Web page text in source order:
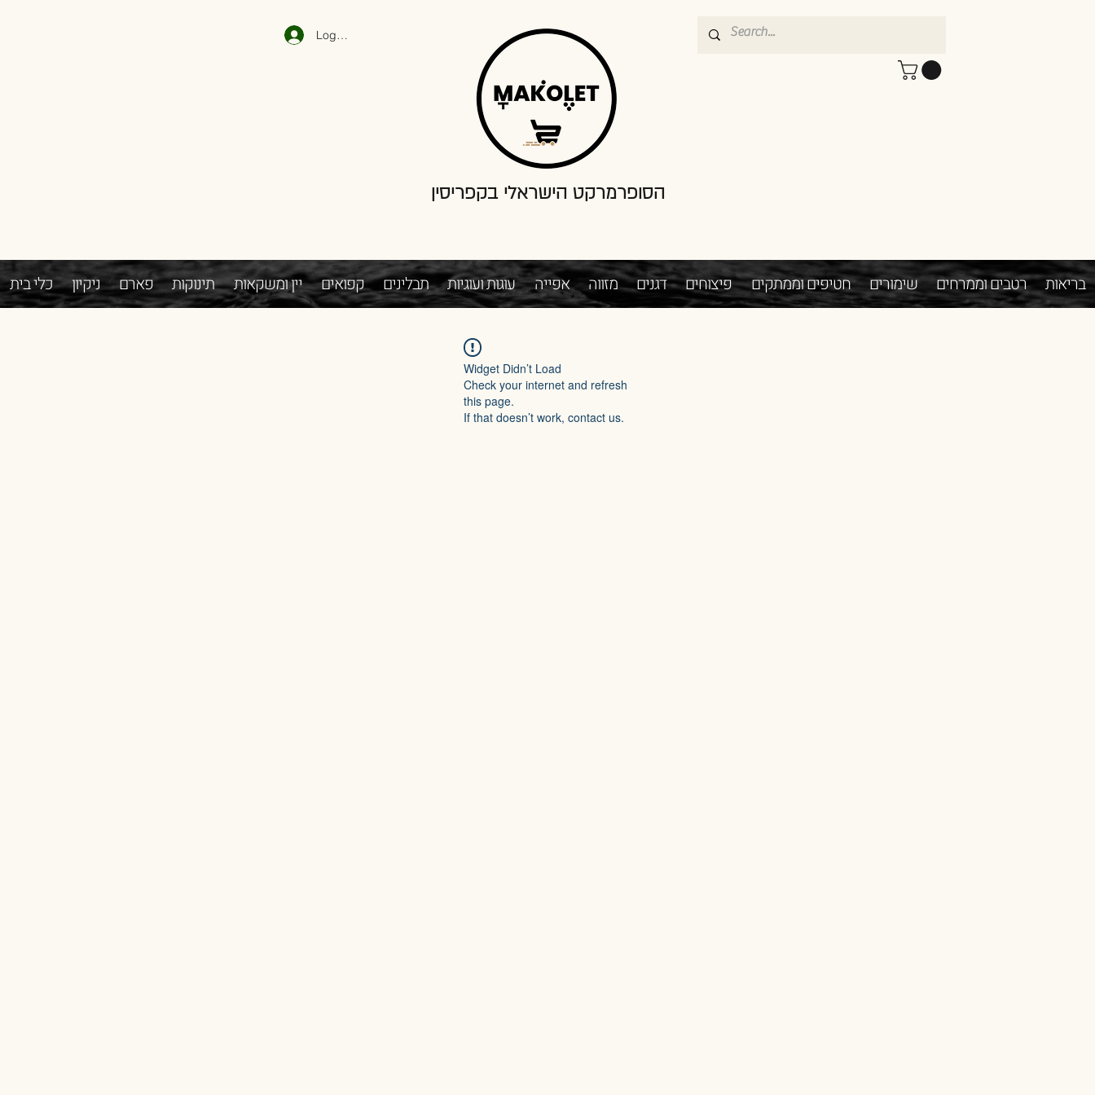
Log In
הסופרמרקט הישראלי בקפריסין
כלי בית ניקיון פארם תינוקות יין ומשקאות קפואים תבלינים עוגות ועוגיות אפייה מזווה דגנים פיצוחים חטיפים וממתקים שימורים רטבים וממרחים בריאות
Widget Didn’t Load
Check your internet and refresh
this page.
If that doesn’t work, contact us.